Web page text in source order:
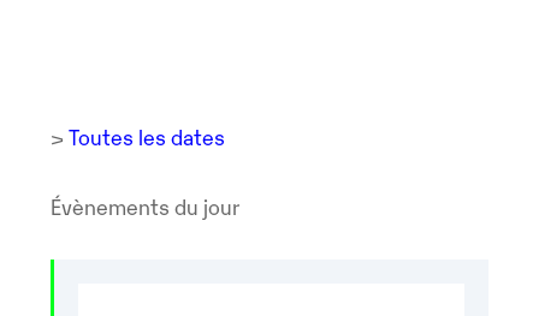
> Toutes les dates
Évènements du jour